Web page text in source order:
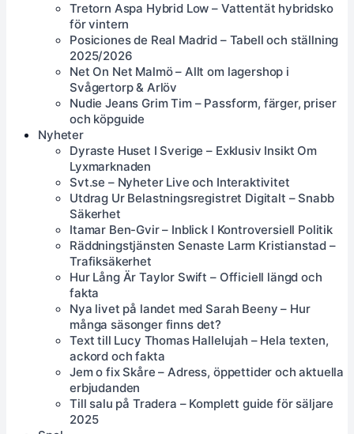
Tretorn Aspa Hybrid Low – Vattentät hybridsko
för vintern
Posiciones de Real Madrid – Tabell och ställning
2025/2026
Net On Net Malmö – Allt om lagershop i
Svågertorp & Arlöv
Nudie Jeans Grim Tim – Passform, färger, priser
och köpguide
Nyheter
Dyraste Huset I Sverige – Exklusiv Insikt Om
Lyxmarknaden
Svt.se – Nyheter Live och Interaktivitet
Utdrag Ur Belastningsregistret Digitalt – Snabb
Säkerhet
Itamar Ben-Gvir – Inblick I Kontroversiell Politik
Räddningstjänsten Senaste Larm Kristianstad –
Trafiksäkerhet
Hur Lång Är Taylor Swift – Officiell längd och
fakta
Nya livet på landet med Sarah Beeny – Hur
många säsonger finns det?
Text till Lucy Thomas Hallelujah – Hela texten,
ackord och fakta
Jem o fix Skåre – Adress, öppettider och aktuella
erbjudanden
Till salu på Tradera – Komplett guide för säljare
2025